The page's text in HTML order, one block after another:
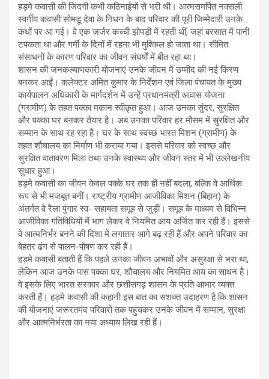
हड़मे कवासी की जिंदगी कभी कठिनाईयों से भरी थी। आत्मसमर्पित नक्सली
स्वर्गीय कवासी सोमडू देवा के निधन के बाद परिवार की पूरी जिम्मेदारी उनके
कंधों पर आ गई। वे एक जर्जर कच्ची झोपड़ी में रहती थीं, जहां बरसात में पानी
टपकता था और गर्मी के दिनों में रहना भी मुश्किल हो जाता था। सीमित
संसाधनों के कारण परिवार का जीवन संघर्षों में बीत रहा था।
शासन की जनकल्याणकारी योजनाएं उनके जीवन में उम्मीद की नई किरण
बनकर आईं। कलेक्टर अमित कुमार के निर्देशन एवं जिला पंचायत के मुख्य
कार्यपालन अधिकारी के मार्गदर्शन में उन्हें प्रधानमंत्री आवास योजना
(ग्रामीण) के तहत पक्का मकान स्वीकृत हुआ। आज उनका सुंदर, सुरक्षित
और पक्का घर बनकर तैयार है। अब उनका परिवार हर मौसम में सुरक्षित और
सम्मान के साथ रह रहा है। घर के साथ स्वच्छ भारत मिशन (ग्रामीण) के
तहत शौचालय का निर्माण भी कराया गया। इससे परिवार को स्वच्छ और
सुरक्षित वातावरण मिला तथा उनके स्वास्थ्य और जीवन स्तर में भी उल्लेखनीय
सुधार हुआ।
हड़मे कवासी का जीवन केवल पक्के घर तक ही नहीं बदला, बल्कि वे आर्थिक
रूप से भी मजबूत बनीं। राष्ट्रीय ग्रामीण आजीविका मिशन (बिहान) के
अंतर्गत वे रैला पुंगार स्व- सहायता समूह से जुड़ीं। समूह के माध्यम से विभिन्न
आजीविका गतिविधियों में भाग लेकर वे नियमित आय अर्जित कर रही हैं। इससे
वे आत्मनिर्भर बनने की दिशा में लगातार आगे बढ़ रही हैं और अपने परिवार का
बेहतर ढंग से पालन-पोषण कर रही हैं।
हड़मे कवासी बताती हैं कि पहले उनका जीवन अभावों और असुरक्षा से भरा था,
लेकिन आज उनके पास पक्का घर, शौचालय और नियमित आय का साधन है।
वे इसके लिए भारत सरकार और छत्तीसगढ़ शासन के प्रति आभार व्यक्त
करती हैं। हड़मे कवासी की कहानी इस बात का सशक्त उदाहरण है कि शासन
की योजनाएं जरूरतमंद परिवारों तक पहुंचकर उनके जीवन में सम्मान, सुरक्षा
और आत्मनिर्भरता का नया अध्याय लिख रही हैं।